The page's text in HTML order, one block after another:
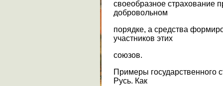
своеобразное страхование
добровольном
порядке, а средства
участников этих
союзов.
Примеры государственного
Русь. Как